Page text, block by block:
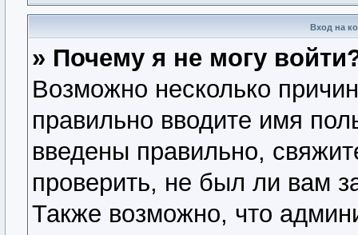
Вход на
» Почему я не могу
Возможно несколько
правильно вводите имя
введены правильно,
проверить, не был ли вам
Также возможно, что